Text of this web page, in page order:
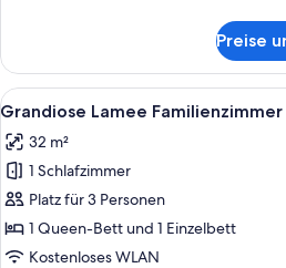
Topazz
Preise
Alle
Fotos
für
Grandiose
Lamee
Familienzimmer
anzeigen
Ein
8
Grandiose Lamee Familienzimmer
32 m²
1 Schlafzimmer
Platz für 3 Personen
1 Queen-Bett und 1 Einzelbett
Kostenloses WLAN